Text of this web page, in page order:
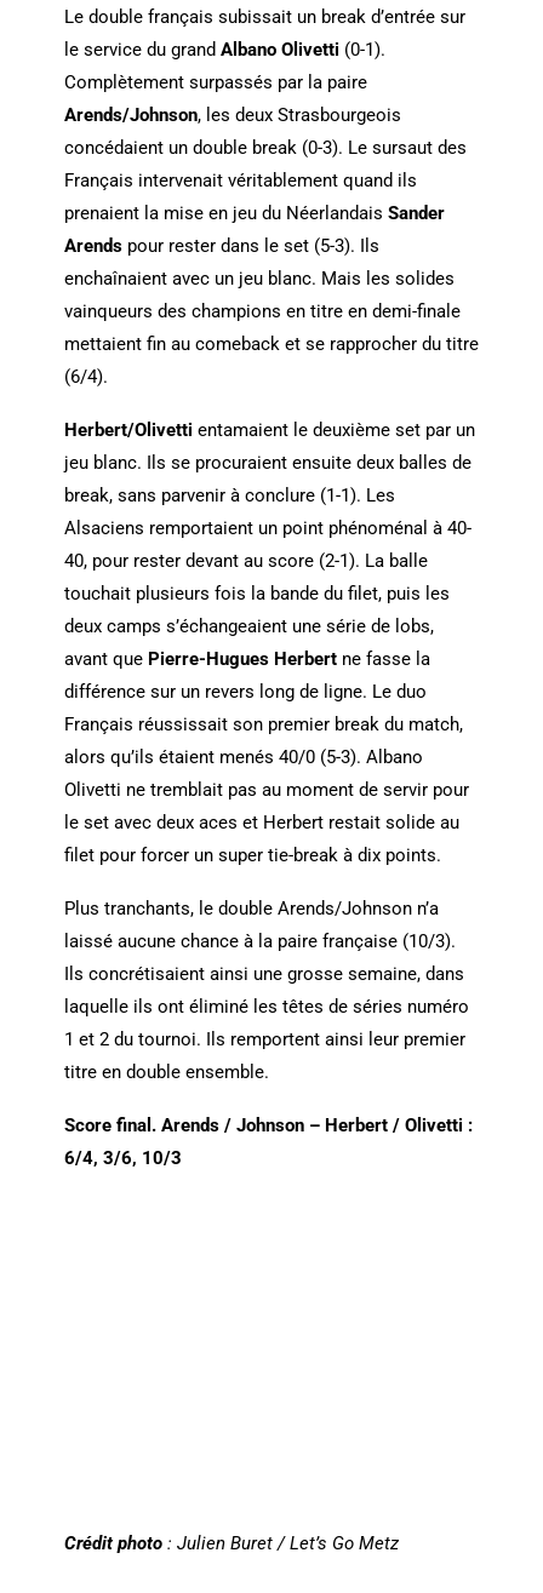
Le double français subissait un break d’entrée sur
le service du grand Albano Olivetti (0-1).
Complètement surpassés par la paire
Arends/Johnson, les deux Strasbourgeois
concédaient un double break (0-3). Le sursaut des
Français intervenait véritablement quand ils
prenaient la mise en jeu du Néerlandais Sander
Arends pour rester dans le set (5-3). Ils
enchaînaient avec un jeu blanc. Mais les solides
vainqueurs des champions en titre en demi-finale
mettaient fin au comeback et se rapprocher du titre
(6/4).
Herbert/Olivetti entamaient le deuxième set par un
jeu blanc. Ils se procuraient ensuite deux balles de
break, sans parvenir à conclure (1-1). Les
Alsaciens remportaient un point phénoménal à 40-
40, pour rester devant au score (2-1). La balle
touchait plusieurs fois la bande du filet, puis les
deux camps s’échangeaient une série de lobs,
avant que Pierre-Hugues Herbertne fasse la
différence sur un revers long de ligne. Le duo
Français réussissait son premier break du match,
alors qu’ils étaient menés 40/0 (5-3). Albano
Olivetti ne tremblait pas au moment de servir pour
le set avec deux aces et Herbert restait solide au
filet pour forcer un super tie-break à dix points.
Plus tranchants, le double Arends/Johnson n’a
laissé aucune chance à la paire française (10/3).
Ils concrétisaient ainsi une grosse semaine, dans
laquelle ils ont éliminé les têtes de séries numéro
1 et 2 du tournoi. Ils remportent ainsi leur premier
titre en double ensemble.
Score final. Arends / Johnson – Herbert / Olivetti :
6/4, 3/6, 10/3
Crédit photo: Julien Buret / Let’s Go Metz